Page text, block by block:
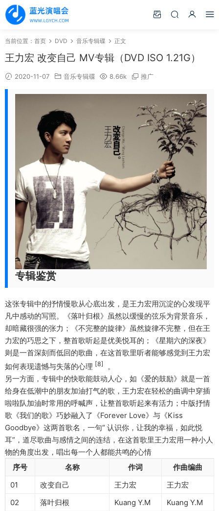
当前位置： 首页 DVD 音乐专辑碟 正文
王力宏 改变自己 MV专辑（DVD ISO 1.21G）
2020-11-07 音乐专辑碟 8.66k 推广
专辑鉴赏
这张专辑中的抒情慢歌从心底出发，是王力宏用沉淀的心发现平
凡中感动的写照。《落叶归根》虽然以缓慢的弦乐为背景音乐，
却暗藏很强的张力；《不完整的旋律》虽然旋律不完整，但在王
力宏的巧思之下，整首歌听起是优美悦耳的；《星期六的深夜》
则是一首深刻而低回的歌曲，在这首歌里听者能够感觉到王力宏
如何表现遗憾与失落的心理 [8]
。
另一方面，专辑中的快歌能鼓动人心，如《爱的鼓励》就是一首
给身在低潮中的朋友加油打气的歌，王力宏在轻松的曲调中穿插
啦啦队加油时常用的呼喊声，让整首歌听起来有活力；中版抒情
歌《我们的歌》巧妙融入了《Forever Love》与《Kiss
Goodbye》这两首歌名，一句“ 认识你，让我的幸福，如此悦
耳”，道尽歌曲与感情之间的连结，在这首歌里王力宏用一种小人
物的角度出发，唱出每一个人都能共鸣的心情
序号
名称 作词
作曲编曲
01
改变自己 王力宏
王力宏
02
落叶归根 Kuang Y.M
Kuang Y.M